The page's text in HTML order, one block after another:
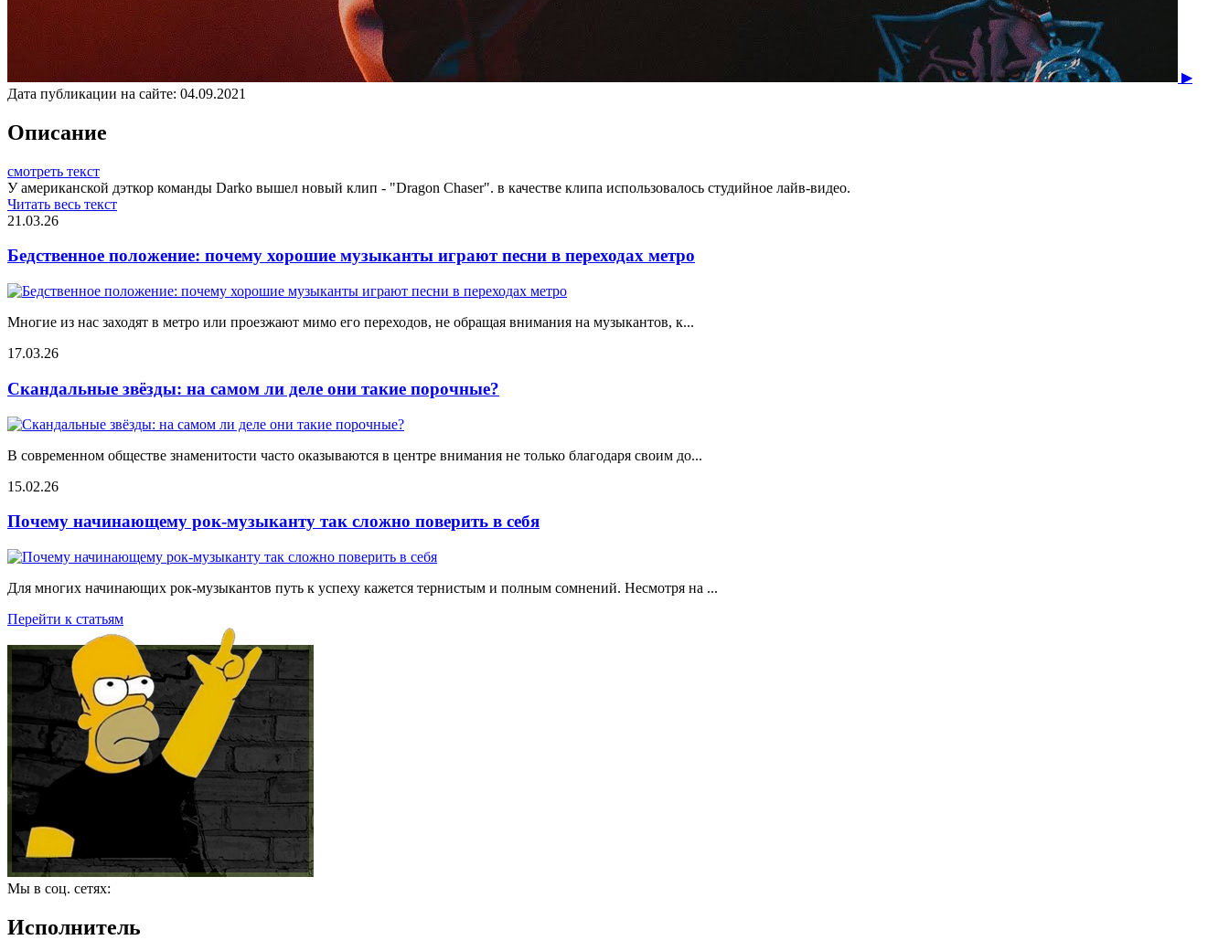
▶
Дата публикации на сайте: 04.09.2021
Описание
смотреть текст
У американской дэткор команды Darko вышел новый клип - "Dragon Chaser". в качестве клипа использовалось студийное лайв-видео.
Читать весь текст
21.03.26
Бедственное положение: почему хорошие музыканты играют песни в переходах метро
Многие из нас заходят в метро или проезжают мимо его переходов, не обращая внимания на музыкантов, к...
17.03.26
Скандальные звёзды: на самом ли деле они такие порочные?
В современном обществе знаменитости часто оказываются в центре внимания не только благодаря своим до...
15.02.26
Почему начинающему рок-музыканту так сложно поверить в себя
Для многих начинающих рок-музыкантов путь к успеху кажется тернистым и полным сомнений. Несмотря на ...
Перейти к статьям
Мы в соц. сетях:
Исполнитель